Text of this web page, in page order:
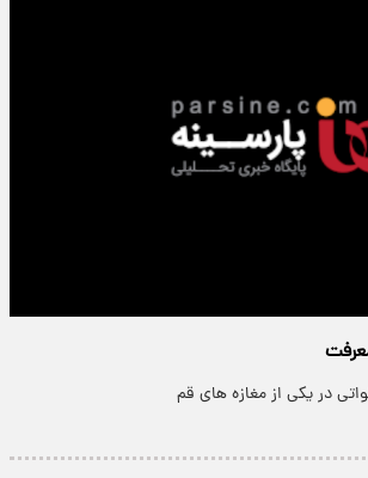
در يکی از مغازه های قم